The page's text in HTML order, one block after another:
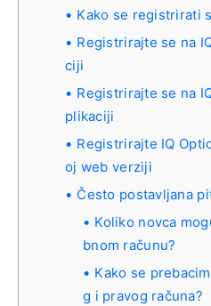
Kako se registrirati
Registrirajte se na
ciji
Registrirajte se na
plikaciji
Registrirajte IQ
oj web verziji
Često postavljana
Koliko novca
bnom računu?
Kako se
g i pravog računa?